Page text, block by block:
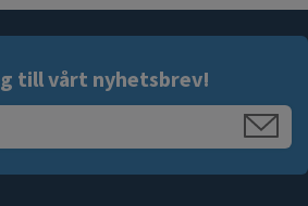
till vårt nyhetsbrev!